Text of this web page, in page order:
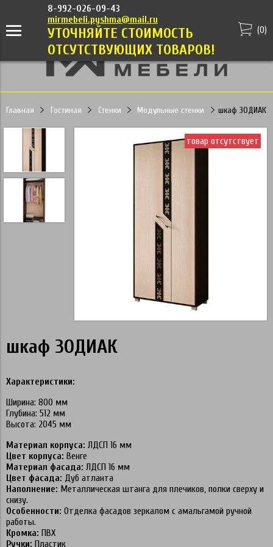
8-992-026-09-43
mirmebeli.pyshma@mail.ru
УТОЧНЯЙТЕ СТОИМОСТЬ
ОТСУТСТВУЮЩИХ ТОВАРОВ!
(0)
Главная Гостиная Стенки Модульные стенки шкаф ЗОДИАК
товар отсутствует
шкаф ЗОДИАК
Характеристики:
Ширина: 800 мм
Глубина: 512 мм
Высота: 2045 мм
Материал корпуса: ЛДСП 16 мм
Цвет корпуса: Венге
Материал фасада: ЛДСП 16 мм
Цвет фасада: Дуб атланта
Наполнение: Металлическая штанга для плечиков, полки сверху и
снизу.
Особенности: Отделка фасадов зеркалом с амальгамой ручной
работы.
Кромка: ПВХ
Ручки: Пластик